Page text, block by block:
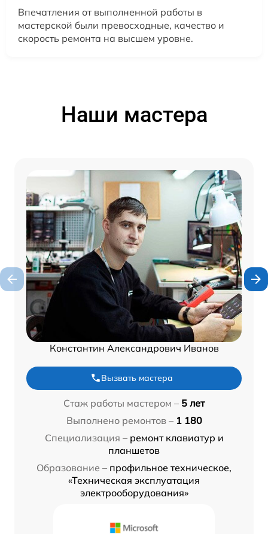
Впечатления от выполненной работы в
мастерской были превосходные, качество и
скорость ремонта на высшем уровне.
Наши мастера
Константин Александрович Иванов
Вызвать мастера
Стаж работы мастером – 5 лет
Выполнено ремонтов – 1 180
Специализация – ремонт клавиатур и
планшетов
Образование – профильное техническое,
«Техническая эксплуатация
электрооборудования»